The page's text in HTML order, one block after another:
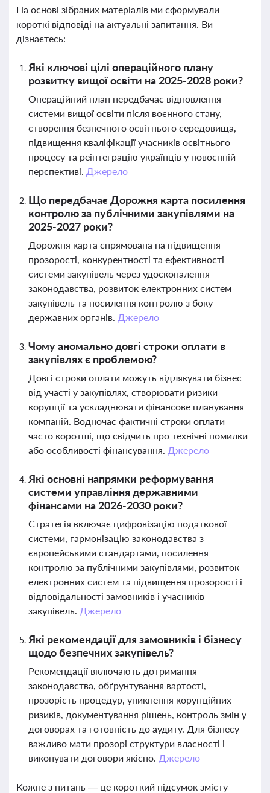
На основі зібраних матеріалів ми сформували
короткі відповіді на актуальні запитання. Ви
дізнаєтесь:
Які ключові цілі операційного плану
розвитку вищої освіти на 2025-2028 роки?
Операційний план передбачає відновлення
системи вищої освіти після воєнного стану,
створення безпечного освітнього середовища,
підвищення кваліфікації учасників освітнього
процесу та реінтеграцію українців у повоєнній
перспективі. Джерело
Що передбачає Дорожня карта посилення
контролю за публічними закупівлями на
2025-2027 роки?
Дорожня карта спрямована на підвищення
прозорості, конкурентності та ефективності
системи закупівель через удосконалення
законодавства, розвиток електронних систем
закупівель та посилення контролю з боку
державних органів. Джерело
Чому аномально довгі строки оплати в
закупівлях є проблемою?
Довгі строки оплати можуть відлякувати бізнес
від участі у закупівлях, створювати ризики
корупції та ускладнювати фінансове планування
компаній. Водночас фактичні строки оплати
часто коротші, що свідчить про технічні помилки
або особливості фінансування. Джерело
Які основні напрямки реформування
системи управління державними
фінансами на 2026-2030 роки?
Стратегія включає цифровізацію податкової
системи, гармонізацію законодавства з
європейськими стандартами, посилення
контролю за публічними закупівлями, розвиток
електронних систем та підвищення прозорості і
відповідальності замовників і учасників
закупівель. Джерело
Які рекомендації для замовників і бізнесу
щодо безпечних закупівель?
Рекомендації включають дотримання
законодавства, обґрунтування вартості,
прозорість процедур, уникнення корупційних
ризиків, документування рішень, контроль змін у
договорах та готовність до аудиту. Для бізнесу
важливо мати прозорі структури власності і
виконувати договори якісно. Джерело
Кожне з питань — це короткий підсумок змісту